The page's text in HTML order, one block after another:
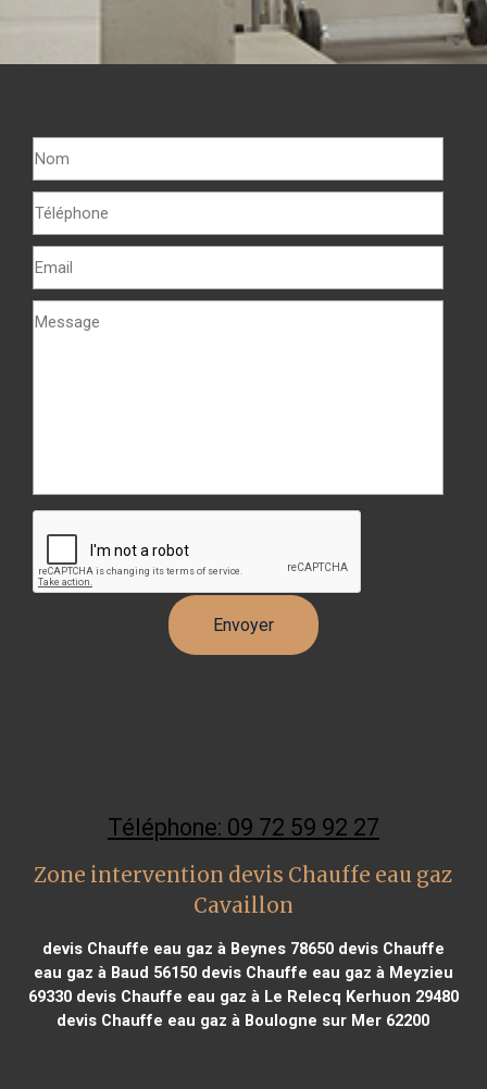
Téléphone: 09 72 59 92 27
Zone intervention devis Chauffe eau gaz
Cavaillon
devis Chauffe eau gaz à Beynes 78650devis Chauffe
eau gaz à Baud 56150devis Chauffe eau gaz à Meyzieu
69330devis Chauffe eau gaz à Le Relecq Kerhuon 29480
devis Chauffe eau gaz à Boulogne sur Mer 62200